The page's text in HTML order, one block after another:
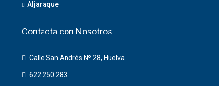
Aljaraque
Contacta con Nosotros
Calle San Andrés Nº 28, Huelva
622 250 283